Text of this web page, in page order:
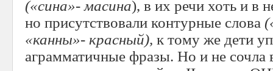
(«сина»- масина), в их речи хоть и в
но присутствовали контурные слова
«канны»- красный), к тому же дети
аграмматичные фразы. Но и не